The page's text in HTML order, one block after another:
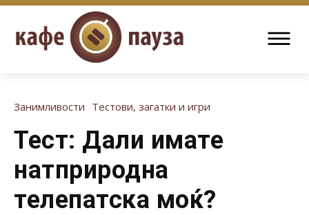
Занимливости Тестови, загатки и игри
Тест: Дали имате
натприродна
телепатска моќ?